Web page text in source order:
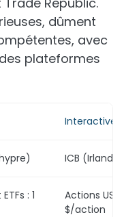
dûment
avec
plateformes
Interactive
ICB (Irlande)
: 1
Actions USA
$/action